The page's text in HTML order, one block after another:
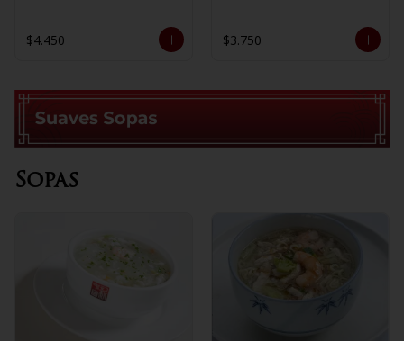
$4.450 $3.750
Sopas